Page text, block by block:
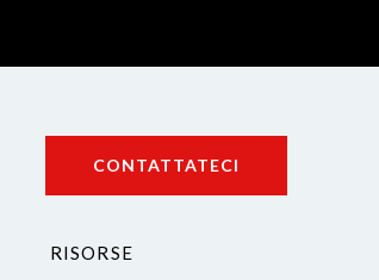
CONTATTATECI
RISORSE